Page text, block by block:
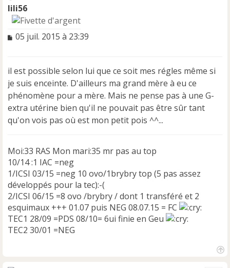
lili56
M
a
g
e
n
o
n
05 juil. 2015 à 23:39
il est possible selon lui que ce soit mes régles même si
je suis enceinte. D'ailleurs ma grand mère à eu ce
phénomène pour a mère. Mais ne pense pas à une G-
extra utérine bien qu'il ne pouvait pas être sûr tant
qu'on vois pas où est mon petit pois ^^...
Moi:33 RAS Mon mari:35 mr pas au top
10/14 :1 IAC =neg
1/ICSI 03/15 =neg 10 ovo/1brybry top (5 pas assez
développés pour la tec):-(
2/ICSI 06/15 =8 ovo /brybry / dont 1 transféré et 2
esquimaux +++ 01.07 puis NEG 08.07.15 = FC
TEC1 28/09 =PDS 08/10= 6ui finie en Geu
TEC2 30/01 =NEG